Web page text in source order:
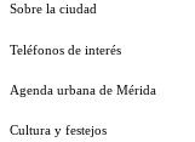
Sobre la ciudad
Teléfonos de interés
Agenda urbana de Mérida
Cultura y festejos